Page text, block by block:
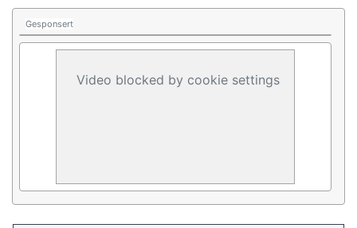
Gesponsert
Video blocked by cookie settings